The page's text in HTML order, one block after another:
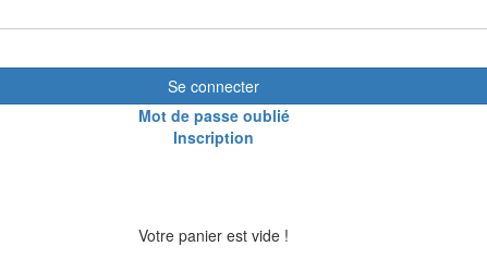
Se connecter
Mot de passe oublié
Inscription
Votre panier est vide !